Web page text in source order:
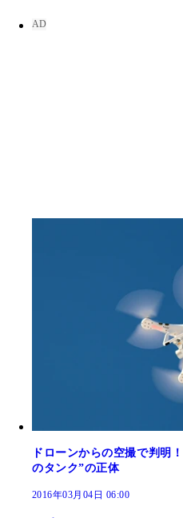
ドローンからの空撮で判明
のタンク”の正体
2016年03月04日 06:00